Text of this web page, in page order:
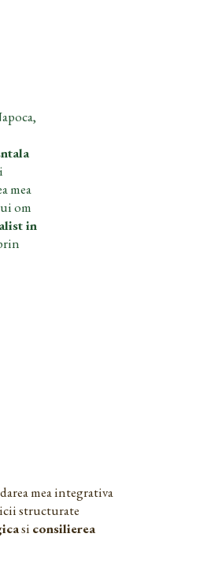
mea
om
in
mea integrativa
structurate
si consilierea